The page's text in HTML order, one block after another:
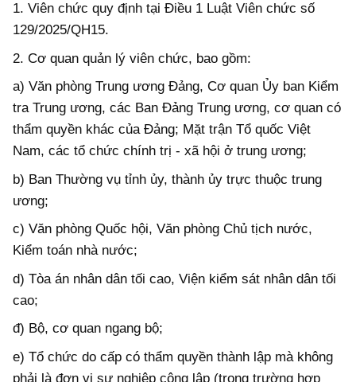
1. Viên chức quy định tại Điều 1 Luật Viên chức số
129/2025/QH15.
2. Cơ quan quản lý viên chức, bao gồm:
a) Văn phòng Trung ương Đảng, Cơ quan Ủy ban Kiểm
tra Trung ương, các Ban Đảng Trung ương, cơ quan có
thẩm quyền khác của Đảng; Mặt trận Tổ quốc Việt
Nam, các tổ chức chính trị - xã hội ở trung ương;
b) Ban Thường vụ tỉnh ủy, thành ủy trực thuộc trung
ương;
c) Văn phòng Quốc hội, Văn phòng Chủ tịch nước,
Kiểm toán nhà nước;
d) Tòa án nhân dân tối cao, Viện kiểm sát nhân dân tối
cao;
đ) Bộ, cơ quan ngang bộ;
e) Tổ chức do cấp có thẩm quyền thành lập mà không
phải là đơn vị sự nghiệp công lập (trong trường hợp